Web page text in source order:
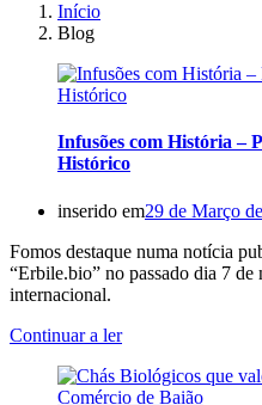
Início
Blog
Infusões com História –
Histórico
inserido em29 de Março
Fomos destaque numa notícia
“Erbile.bio” no passado dia 7
internacional.
Continuar a ler